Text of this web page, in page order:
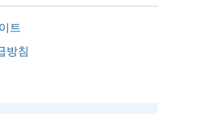
트
방침